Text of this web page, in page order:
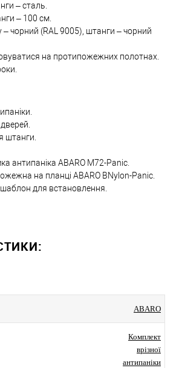
– сталь.
– 100 см.
– чорний (RAL 9005), штанги – чорний
на протипожежних полотнах.
штанги.
антипаніка ABARO M72-Panic.
на планці ABARO BNylon-Panic.
шаблон для встановлення.
ABARO
Комплект
врізної
антипаніки